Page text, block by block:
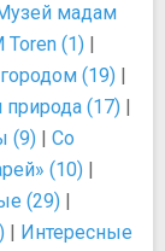
мадам
Toren (1) |
(19) |
природа (17) |
(9) | Со
(10) |
(29) |
| Интересные